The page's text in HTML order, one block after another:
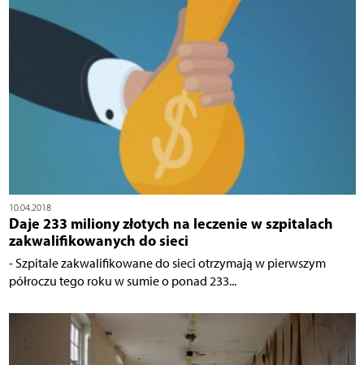
10.04.2018
Daje 233 miliony złotych na leczenie w szpitalach
zakwalifikowanych do sieci
- Szpitale zakwalifikowane do sieci otrzymają w pierwszym
półroczu tego roku w sumie o ponad 233...